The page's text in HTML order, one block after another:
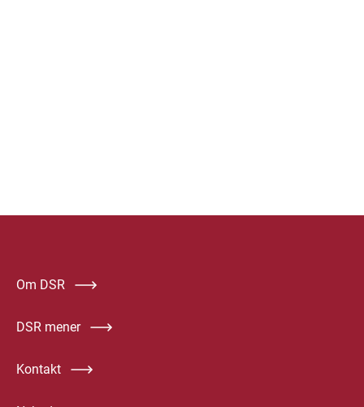
Om DSR
DSR mener
Kontakt